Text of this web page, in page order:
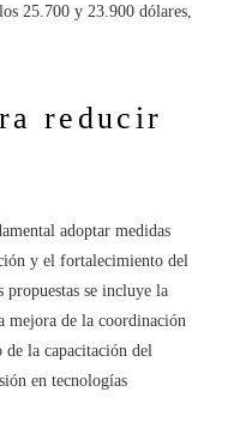
25.700 y 23.900 dólares,
reducir
adoptar medidas
y el fortalecimiento del
propuestas se incluye la
mejora de la coordinación
la capacitación del
en tecnologías